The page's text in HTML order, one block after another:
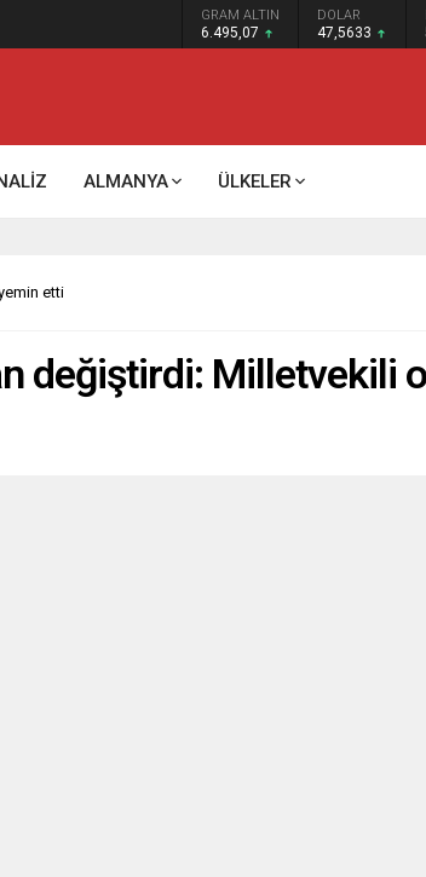
GRAM ALTIN
6.495,07
DOLAR
47,5633
ALMANYA ÜLKELER
etti
değiştirdi: Milletvekili